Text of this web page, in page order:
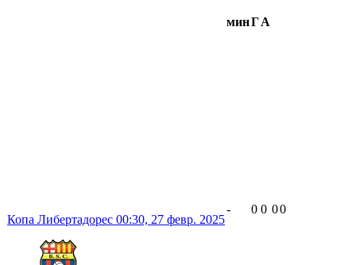
минГА
Копа Либертадорес 00:30, 27 февр. 2025
- 0 0 00